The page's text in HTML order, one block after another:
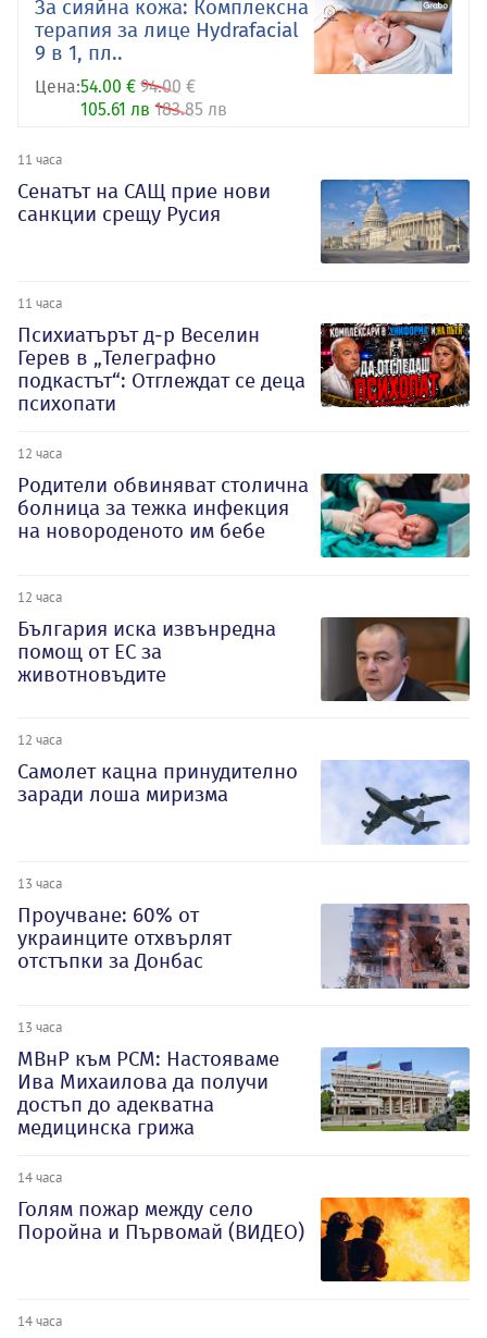
За сияйна кожа: Комплексна
терапия за лице Hydrafacial
9 в 1, пл..
Цена:54.00 € 94.00 €
105.61 лв 183.85 лв
11 часа
Сенатът на САЩ прие нови
санкции срещу Русия
11 часа
Психиатърът д-р Веселин
Герев в „Телеграфно
подкастът“: Отглеждат се деца
психопати
12 часа
Родители обвиняват столична
болница за тежка инфекция
на новороденото им бебе
12 часа
България иска извънредна
помощ от ЕС за
животновъдите
12 часа
Самолет кацна принудително
заради лоша миризма
13 часа
Проучване: 60% от
украинците отхвърлят
отстъпки за Донбас
13 часа
МВнР към РСМ: Настояваме
Ива Михаилова да получи
достъп до адекватна
медицинска грижа
14 часа
Голям пожар между село
Поройна и Първомай (ВИДЕО)
14 часа